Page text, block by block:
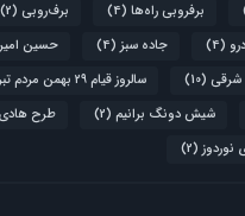
برفروبی راه‌ها (4) برف‌روبی (2)
(4) جاده سبز (4) حسین
شرقی (10) سالروز قیام ۲۹ بهمن مردم تبریز
شیش دونگ برانیم (2) طرح هادی
نوردوز (2)